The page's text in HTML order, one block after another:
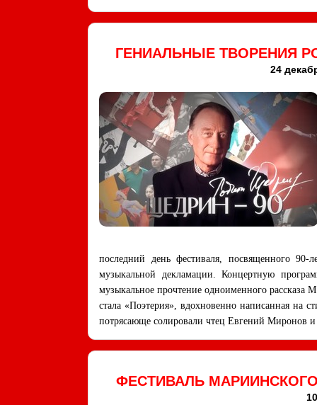
ГЕНИАЛЬНЫЕ ТВОРЕНИЯ
24
последний день фестиваля, посвященного
музыкальной декламации. Концертную
музыкальное прочтение одноименного рассказа
стала «Поэтерия», вдохновенно написанная на
потрясающе солировали чтец Евгений Миронов
ФЕСТИВАЛЬ